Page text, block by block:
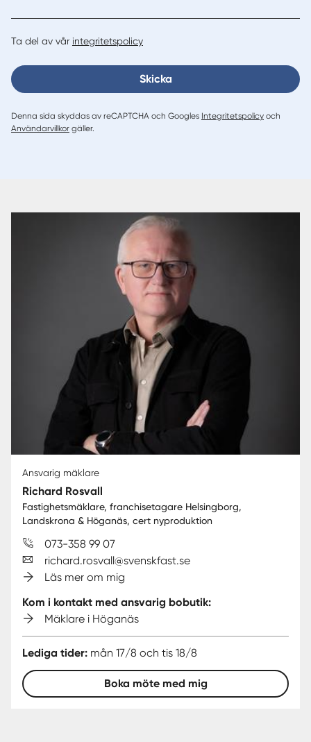
Ta del av vår integritetspolicy
Skicka
Denna sida skyddas av reCAPTCHA och Googles Integritetspolicy och
Användarvillkor gäller.
Ansvarig mäklare
Richard Rosvall
Fastighetsmäklare, franchisetagare Helsingborg,
Landskrona & Höganäs, cert nyproduktion
073-358 99 07
richard.rosvall@svenskfast.se
Läs mer om mig
Kom i kontakt med ansvarig bobutik:
Mäklare i Höganäs
Lediga tider: mån 17/8 och tis 18/8
Boka möte med mig